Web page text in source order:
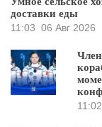
доставки еды
11:03 06 Авг 2026
11:02